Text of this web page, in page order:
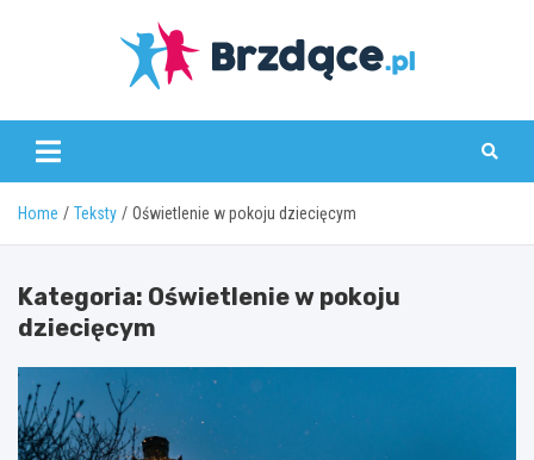
Brzdące.pl
Home Teksty Oświetlenie w pokoju dziecięcym
Kategoria: Oświetlenie w pokoju
dziecięcym